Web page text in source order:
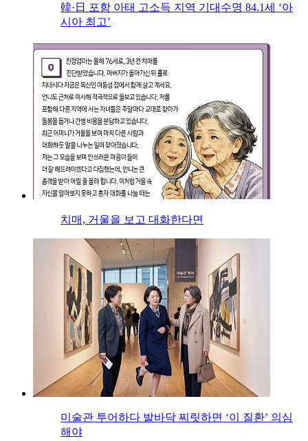
韓·日 포함 아태 고소득 지역 기대수명 84.1세 ‘아
시아 최고’
치매, 거울을 보고 대화한다면
미술관 투어하다 발바닥 찌릿하면 ‘이 질환’ 의심
해야